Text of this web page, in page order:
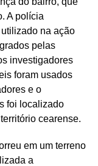
A polícia
na ação
pelas
investigadores
foram usados
e o
foi localizado
cearense.
em um terreno
a